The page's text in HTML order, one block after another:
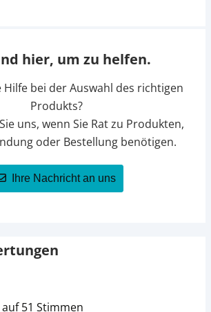
hier, um zu helfen.
Hilfe bei der Auswahl des richtigen
Produkts?
uns, wenn Sie Rat zu Produkten,
oder Bestellung benötigen.
Ihre Nachricht an uns
51 Stimmen